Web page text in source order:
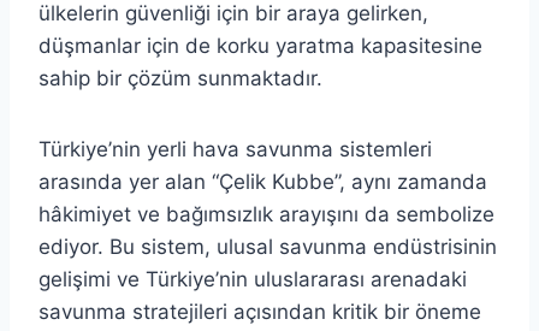
ülkelerin güvenliği için bir araya gelirken,
düşmanlar için de korku yaratma kapasitesine
sahip bir çözüm sunmaktadır.
Türkiye’nin yerli hava savunma sistemleri
arasında yer alan “Çelik Kubbe”, aynı zamanda
hâkimiyet ve bağımsızlık arayışını da sembolize
ediyor. Bu sistem, ulusal savunma endüstrisinin
gelişimi ve Türkiye’nin uluslararası arenadaki
savunma stratejileri açısından kritik bir öneme